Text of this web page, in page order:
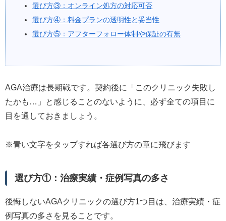
選び方③：オンライン処方の対応可否
選び方④：料金プランの透明性と妥当性
選び方⑤：アフターフォロー体制や保証の有無
AGA治療は長期戦です。契約後に「このクリニック失敗し
たかも…」と感じることのないように、必ず全ての項目に
目を通しておきましょう。
※青い文字をタップすれば各選び方の章に飛びます
選び方①：治療実績・症例写真の多さ
後悔しないAGAクリニックの選び方1つ目は、治療実績・症
例写真の多さを見ることです。